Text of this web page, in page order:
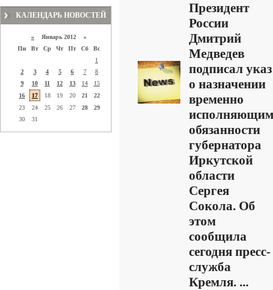
КАЛЕНДАРЬ НОВОСТЕЙ
« Январь 2012 »
Пн
Вт Ср Чт Пт Сб
Вс
1
2
3 4 5 6 7
8
9
10 11 12 13 14
15
16
17 18 19 20 21
22
23
24 25 26 27 28
29
30
31
Президент
России
Дмитрий
Медведев
подписал указ
о назначении
временно
исполняющим
обязанности
губернатора
Иркутской
области
Сергея
Сокола. Об
этом
сообщила
сегодня пресс-
служба
Кремля. ...